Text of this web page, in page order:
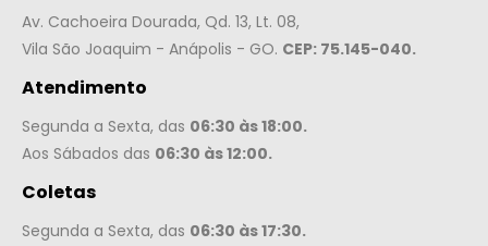
Av. Cachoeira Dourada, Qd. 13, Lt. 08,
Vila São Joaquim - Anápolis - GO. CEP: 75.145-040.
Atendimento
Segunda a Sexta, das 06:30 às 18:00.
Aos Sábados das 06:30 às 12:00.
Coletas
Segunda a Sexta, das 06:30 às 17:30.